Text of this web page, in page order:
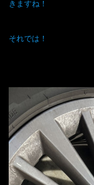
きますね！
それでは！